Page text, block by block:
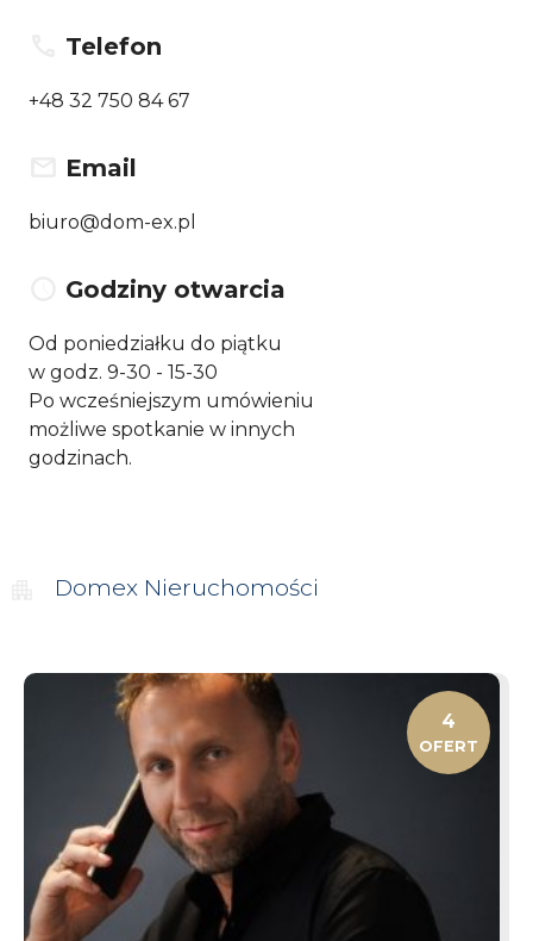
Telefon
+48 32 750 84 67
Email
biuro@dom-ex.pl
Godziny otwarcia
Od poniedziałku do piątku
w godz. 9-30 - 15-30
Po wcześniejszym umówieniu
możliwe spotkanie w innych
godzinach.
Domex Nieruchomości
4
OFERT